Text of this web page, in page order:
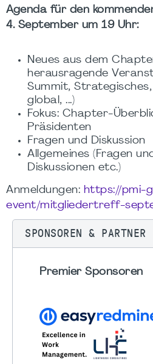
Agenda für den
4. September um 19 Uhr:
Neues aus dem
herausragende
Summit, Strategisches,
global, ...)
Fokus: Chapter-
Präsidenten
Fragen und Diskussion
Allgemeines (Fragen
Diskussionen etc.)
Anmeldungen: https://pmi-
event/mitgliedertreff-
SPONSOREN & PARTNER
Premier Sponsoren